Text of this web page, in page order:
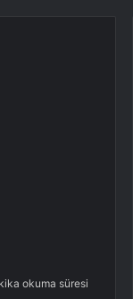
okuma süresi